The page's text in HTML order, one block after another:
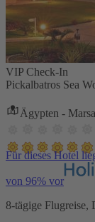
VIP Check-In
Pickalbatros Sea
Ägypten -
Für dieses Hotel
von 96% vor
8-tägige